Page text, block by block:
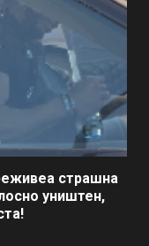
страшна
уништен,